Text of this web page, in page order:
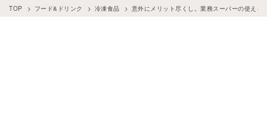
TOP フード&ドリンク 冷凍食品 意外にメリット尽くし。業務スーパーの使える